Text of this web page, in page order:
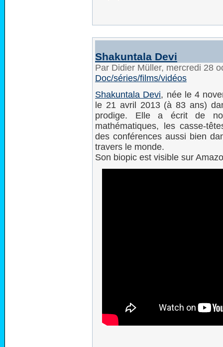
Shakuntala Devi
Par Didier Müller, mercredi 28
Doc/séries/films/vidéos
Shakuntala Devi, née le 4
le 21 avril 2013 (à 83 ans)
prodige. Elle a écrit de
mathématiques, les casse-
des conférences aussi bien
travers le monde.
Son biopic est visible sur